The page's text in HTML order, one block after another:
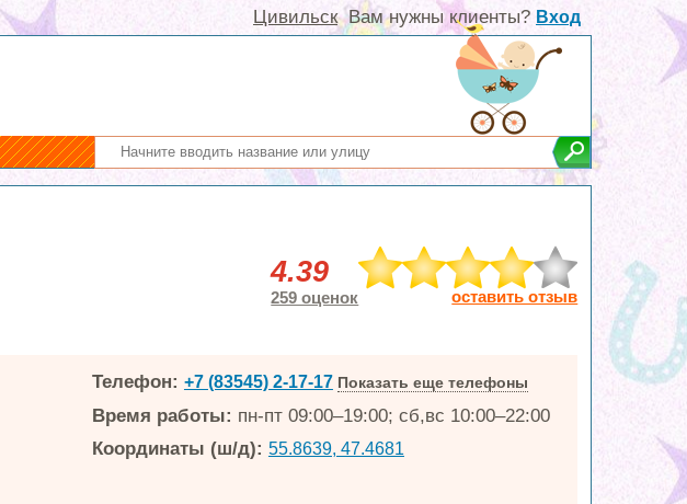
Вам нужны клиенты? Вход
Цивильск
4.39
259 оценок оставить отзыв
Телефон: +7 (83545) 2-17-17 Показать еще телефоны
Время работы: пн-пт 09:00–19:00; сб,вс 10:00–22:00
Координаты (ш/д): 55.8639, 47.4681